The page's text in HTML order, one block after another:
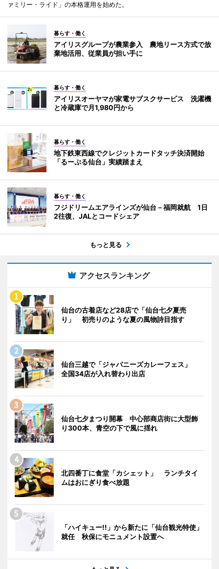
ァミリー・ライド」の本格運用を始めた。
暮らす・働く
アイリスグループが農業参入 農地リース方式で放
棄地活用、従業員が担い手に
暮らす・働く
アイリスオーヤマが家電サブスクサービス 洗濯機
と冷蔵庫で月1,980円から
暮らす・働く
地下鉄東西線でクレジットカードタッチ決済開始
「るーぷる仙台」実績踏まえ
暮らす・働く
フジドリームエアラインズが仙台－福岡就航 1日
2往復、JALとコードシェア
もっと見る
アクセスランキング
仙台の古着店など28店で「仙台七夕夏売
り」 初売りのような夏の風物詩目指す
仙台三越で「ジャパニーズカレーフェス」
全国34店が入れ替わり出店
仙台七夕まつり開幕 中心部商店街に大型飾
り300本、青空の下で風に揺れ
北四番丁に食堂「カシェット」 ランチタイ
ムはおにぎり食べ放題
「ハイキュー!!」から新たに「仙台観光特使」
就任 秋保にモニュメント設置へ